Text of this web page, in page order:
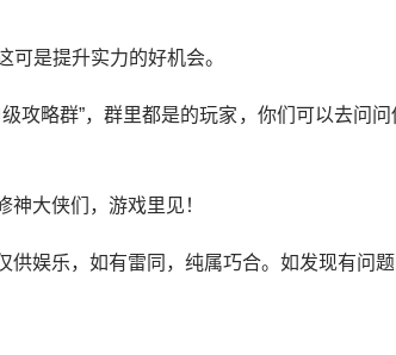
可是提升实力的好机会。
攻略群”，群里都是的玩家，你们可以去问
大侠们，游戏里见！
娱乐，如有雷同，纯属巧合。如发现有问题